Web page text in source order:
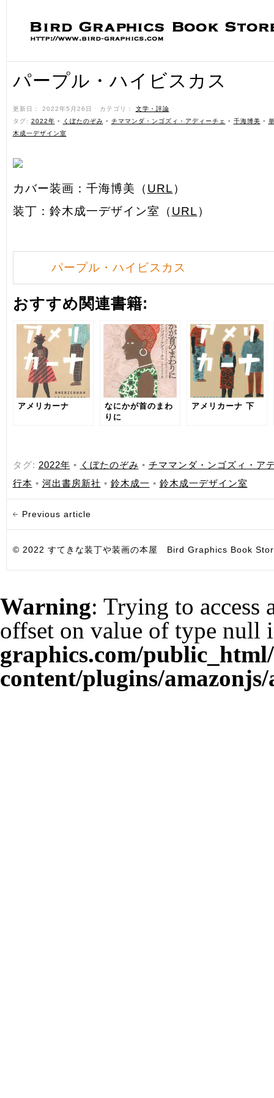
パープル・ハイビスカス
更新日： 2022年5月26日 ˑ カテゴリ： 文学・評論 ˑ
タグ: 2022年 • くぼたのぞみ • チママンダ・ンゴズィ・アディーチェ • 千海博美 •
木成一デザイン室
カバー装画：千海博美（ URL ）
装丁：鈴木成一デザイン室（ URL ）
パープル・ハイビスカス
おすすめ関連書籍:
アメリカーナ
なにかが首のまわ
りに
アメリカーナ 下
タグ: 2022年 • くぼたのぞみ • チママンダ・ンゴズィ・ア
行本 • 河出書房新社 • 鈴木成一 • 鈴木成一デザイン室
Previous article
© 2022 すてきな装丁や装画の本屋 Bird Graphics Book
Warning: Trying to access
offset on value of type null
graphics.com/
content/plugins/